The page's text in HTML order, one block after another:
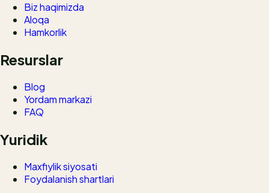
Biz haqimizda
Aloqa
Hamkorlik
Resurslar
Blog
Yordam markazi
FAQ
Yuridik
Maxfiylik siyosati
Foydalanish shartlari